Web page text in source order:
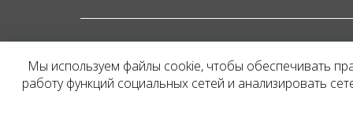
Представленная на
и не является
Мы используем файлы cookie, чтобы обеспечивать
работу функций социальных сетей и анализировать